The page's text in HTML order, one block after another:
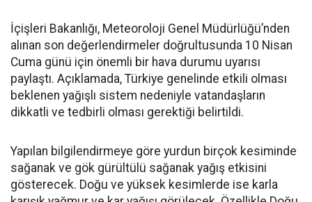
İçişleri Bakanlığı, Meteoroloji Genel Müdürlüğü’nden
alınan son değerlendirmeler doğrultusunda 10 Nisan
Cuma günü için önemli bir hava durumu uyarısı
paylaştı. Açıklamada, Türkiye genelinde etkili olması
beklenen yağışlı sistem nedeniyle vatandaşların
dikkatli ve tedbirli olması gerektiği belirtildi.
Yapılan bilgilendirmeye göre yurdun birçok kesiminde
sağanak ve gök gürültülü sağanak yağış etkisini
gösterecek. Doğu ve yüksek kesimlerde ise karla